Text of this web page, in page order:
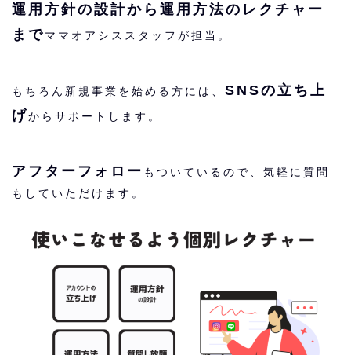
運用方針の設計から運用方法のレクチャー
までママオアシススタッフが担当。
もちろん新規事業を始める方には、 SNSの立ち上
げからサポートします。
アフターフォロー もついているので、気軽に質問
もしていただけます。